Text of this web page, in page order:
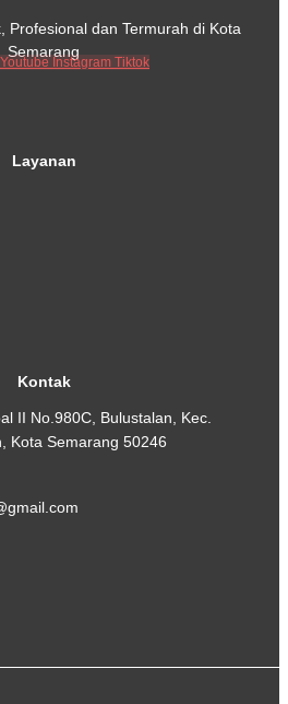
Profesional dan Termurah di Kota
Semarang
Youtube Instagram Tiktok
Layanan
Kontak
II No.980C, Bulustalan, Kec.
Kota Semarang 50246